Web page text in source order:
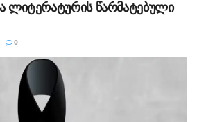
ლიტერატურის წარმატებული
0